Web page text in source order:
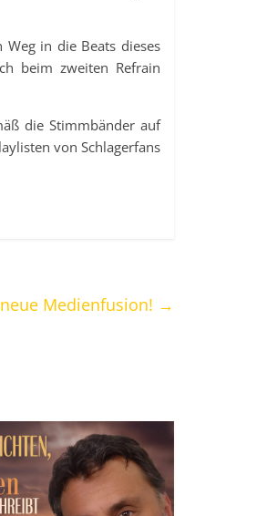
in die Beats dieses
beim zweiten Refrain
die Stimmbänder auf
von Schlagerfans
Medienfusion! →